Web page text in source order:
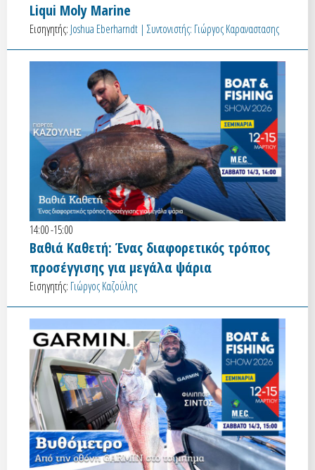
Liqui Moly Marine
Εισηγητής: Joshua Eberharndt | Συντονιστής: Γιώργος Καραναστασης
14:00 -15:00
Βαθιά Καθετή: Ένας διαφορετικός τρόπος
προσέγγισης για μεγάλα ψάρια
Εισηγητής: Γιώργος Καζούλης